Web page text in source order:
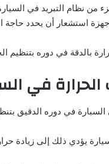
من نظام التبريد في
استشعار أن يحدد حاجة
بالدقة في دوره بتنظيم
في
في دوره الدقيق
يؤدي ذلك إلى زيادة